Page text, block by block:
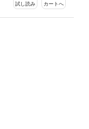
試し読み カートへ